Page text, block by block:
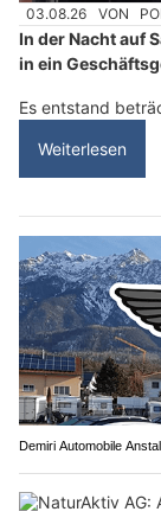
03.08.26 VON
In der Nacht auf
in ein
Es entstand
Weiterlesen
Demiri Automobile